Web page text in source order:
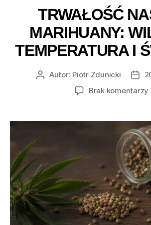
TRWAŁOŚĆ
MARIHUANY:
TEMPERATURA I
AutorAutor: Piotr Zdunicki
Data
Brak komentarzy
i